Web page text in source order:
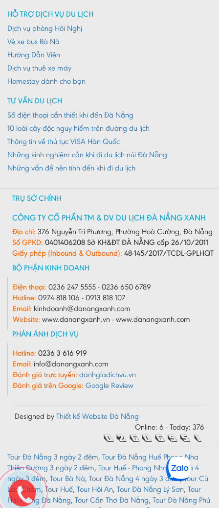
Phú Yên
Quảng Bình
Quảng Nam
Quảng Ngãi
Quảng Ninh
Quảng Trị
Sóc Trăng
Sơn La
Tây Ninh
Thái Nguyên
Thừa Thiên - Huế
Thanh Hóa
Tiền Giang
Trà Vinh
Tuyên Quang
Vĩnh Long
Vĩnh Phúc
Yên Bái
HỖ TRỢ DỊCH VỤ DU LỊCH
Dịch vụ phòng Hôi Nghị
Vé xe bus Bà Nà
Hướng Dẫn Viên
Dịch vụ thuê xe máy
Homestay dành cho bạn
TƯ VẤN DU LỊCH
Số điện thoại cần thiết khi đến Đà Nẵng
10 loài cây độc nguy hiểm trên đường du lịch
Thông tin về thủ tục VISA Hàn Quốc
Những kinh nghiệm cần khi đi du lịch núi Đà Nẵng
Những vấn đề nên tính đến khi đi du lịch
TRỤ SỞ CHÍNH
CÔNG TY CỔ PHẦN TM & DV DU LỊCH ĐÀ NẴNG XANH
Địa chỉ: 376 Nguyễn Tri Phương, Phường Hoà Cường, Đà Nẵng
Số GPKD: 0401406208 Sở KH&ĐT ĐÀ NẴNG cấp 26/10/2011
Giấy phép (Inbound & Outbound): 48-145/2017/TCDL-GPLHQT
BỘ PHẬN KINH DOANH
Điện thoại: 0236 247 5555 - 0236 650 6789
Hotline: 0974 818 106 - 0913 818 107
Email: kinhdoanh@danangxanh.com
Website: www.danangxanh.vn - www.danangxanh.com
PHẢN ÁNH DỊCH VỤ
Hotline: 0236 3 616 919
Email: info@danangxanh.com
Đánh giá trực tuyến: danhgiadichvu.vn
Đánh giá trên Google: Google Review
Designed by Thiết kế Website Đà Nẵng
Online: 6 - Today: 376
Tour Đà Nẵng 3 ngày 2 đêm, Tour Đà Nẵng Huế Phong Nha
Thiên Đường 3 ngày 2 đêm, Tour Huế - Phong Nha - Bà Nà 4
ngày 3 đêm, Tour Bà Nà, Tour Đà Nẵng 4 ngày 3 đêm,Tour Cù
Lao Chàm, Tour Huế, Tour Hội An, Tour Đà Nẵng Lý Sơn, Tour
Hải Phòng Đà Nẵng, Tour Cần Thơ Đà Nẵng, Tour Đà Nẵng Phú